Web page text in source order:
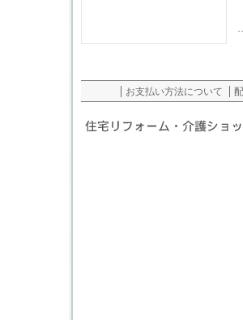
お支払い方法について